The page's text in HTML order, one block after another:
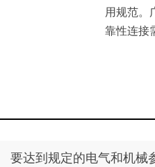
用规范。
靠性连接
要达到规定的电气和机械